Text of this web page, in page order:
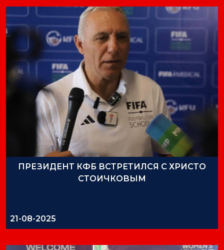
ПРЕЗИДЕНТ КФБ ВСТРЕТИЛСЯ С ХРИСТО
СТОИЧКОВЫМ
21-08-2025